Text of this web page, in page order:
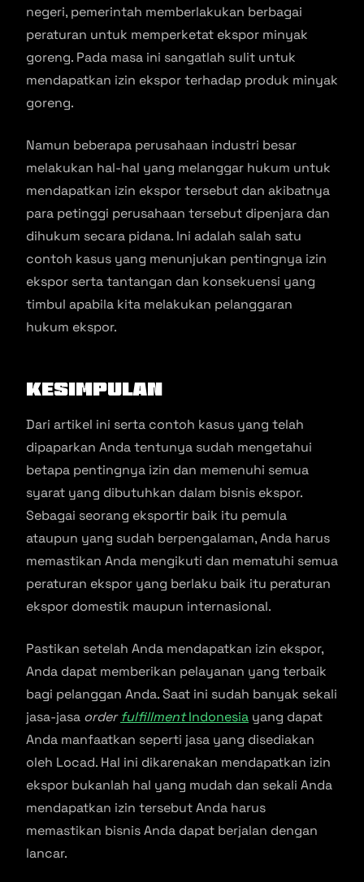
negeri, pemerintah memberlakukan berbagai
peraturan untuk memperketat ekspor minyak
goreng. Pada masa ini sangatlah sulit untuk
mendapatkan izin ekspor terhadap produk minyak
goreng.
Namun beberapa perusahaan industri besar
melakukan hal-hal yang melanggar hukum untuk
mendapatkan izin ekspor tersebut dan akibatnya
para petinggi perusahaan tersebut dipenjara dan
dihukum secara pidana. Ini adalah salah satu
contoh kasus yang menunjukan pentingnya izin
ekspor serta tantangan dan konsekuensi yang
timbul apabila kita melakukan pelanggaran
hukum ekspor.
Kesimpulan
Dari artikel ini serta contoh kasus yang telah
dipaparkan Anda tentunya sudah mengetahui
betapa pentingnya izin dan memenuhi semua
syarat yang dibutuhkan dalam bisnis ekspor.
Sebagai seorang eksportir baik itu pemula
ataupun yang sudah berpengalaman, Anda harus
memastikan Anda mengikuti dan mematuhi semua
peraturan ekspor yang berlaku baik itu peraturan
ekspor domestik maupun internasional.
Pastikan setelah Anda mendapatkan izin ekspor,
Anda dapat memberikan pelayanan yang terbaik
bagi pelanggan Anda. Saat ini sudah banyak sekali
jasa-jasa order fulfillmentIndonesia yang dapat
Anda manfaatkan seperti jasa yang disediakan
oleh Locad. Hal ini dikarenakan mendapatkan izin
ekspor bukanlah hal yang mudah dan sekali Anda
mendapatkan izin tersebut Anda harus
memastikan bisnis Anda dapat berjalan dengan
lancar.